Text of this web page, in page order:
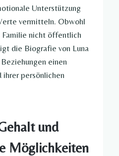
Unterstützung
vermitteln. Obwohl
nicht öffentlich
die Biografie von Luna
einen
persönlichen
und
Möglichkeiten